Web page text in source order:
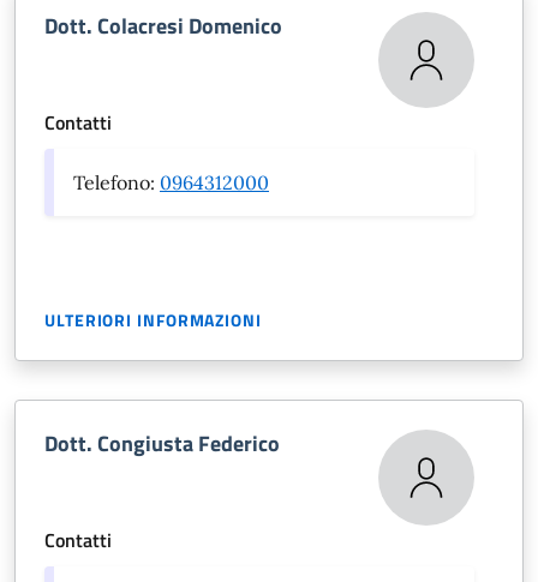
Dott. Colacresi Domenico
Contatti
Telefono: 0964312000
ULTERIORI INFORMAZIONI
Dott. Congiusta Federico
Contatti